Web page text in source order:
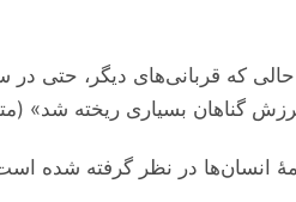
که قربانی‌های دیگر، حتی
بسیاری ریخته شد» (متی
انسان‌ها در نظر گرفته شده